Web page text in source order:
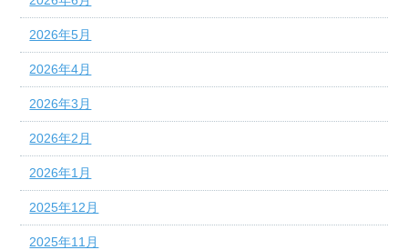
2026年5月
2026年4月
2026年3月
2026年2月
2026年1月
2025年12月
2025年11月